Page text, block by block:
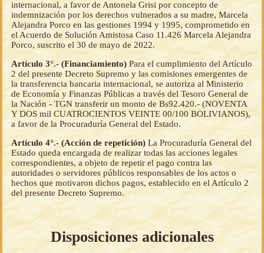
internacional, a favor de Antonela Grisi por concepto de
indemnización por los derechos vulnerados a su madre, Marcela
Alejandra Porco en las gestiones 1994 y 1995, comprometido en
el Acuerdo de Solución Amistosa Caso 11.426 Marcela Alejandra
Porco, suscrito el 30 de mayo de 2022.
Artículo 3°.- (Financiamiento) Para el cumplimiento del Artículo
2 del presente Decreto Supremo y las comisiones emergentes de
la transferencia bancaria internacional, se autoriza al Ministerio
de Economía y Finanzas Públicas a través del Tesoro General de
la Nación - TGN transferir un monto de Bs92.420.- (NOVENTA
Y DOS mil CUATROCIENTOS VEINTE 00/100 BOLIVIANOS),
a favor de la Procuraduría General del Estado.
Artículo 4°.- (Acción de repetición) La Procuraduría General del
Estado queda encargada de realizar todas las acciones legales
correspondientes, a objeto de repetir el pago contra las
autoridades o servidores públicos responsables de los actos o
hechos que motivaron dichos pagos, establecido en el Artículo 2
del presente Decreto Supremo.
Disposiciones adicionales